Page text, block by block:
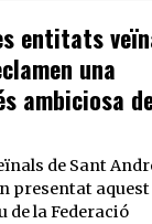
entitats
una
ambiciosa
de Sant
presentat aquest
de la Federació